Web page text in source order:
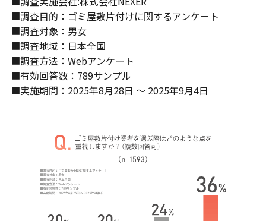
■調査目的：ゴミ屋敷片付けに関するアンケート
■調査対象：男女
■調査地域：日本全国
■調査方法：Webアンケート
■有効回答数：789サンプル
■実施期間：2025年8月28日 ～ 2025年9月4日